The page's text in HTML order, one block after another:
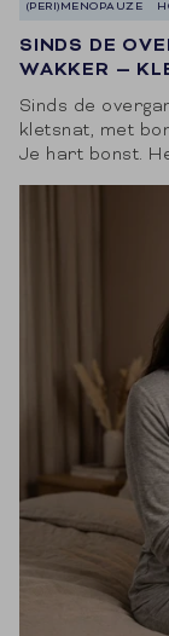
(PERI)MENOPAUZE
SINDS DE
WAKKER —
Sinds de
kletsnat, met
Je hart bonst.